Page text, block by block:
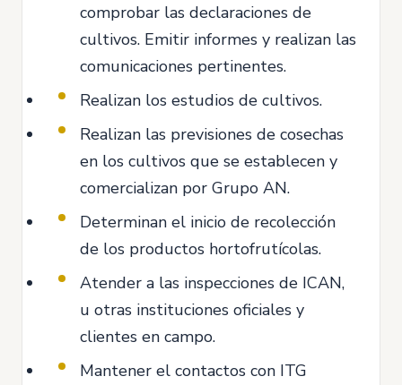
comprobar las declaraciones de
cultivos. Emitir informes y realizan las
comunicaciones pertinentes.
Realizan los estudios de cultivos.
Realizan las previsiones de cosechas
en los cultivos que se establecen y
comercializan por Grupo AN.
Determinan el inicio de recolección
de los productos hortofrutícolas.
Atender a las inspecciones de ICAN,
u otras instituciones oficiales y
clientes en campo.
Mantener el contactos con ITG